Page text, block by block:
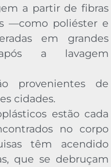
a partir de fibras
—como poliéster e
em grandes
a lavagem
provenientes de
cidades.
estão cada
no corpo
têm acendido
que se debruçam